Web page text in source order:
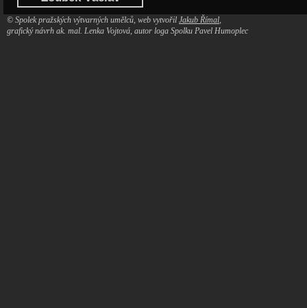
© Spolek pražských výtvarných umělců, web vytvořil Jakub Římal,
grafický návrh ak. mal. Lenka Vojtová, autor loga Spolku Pavel Humoplec